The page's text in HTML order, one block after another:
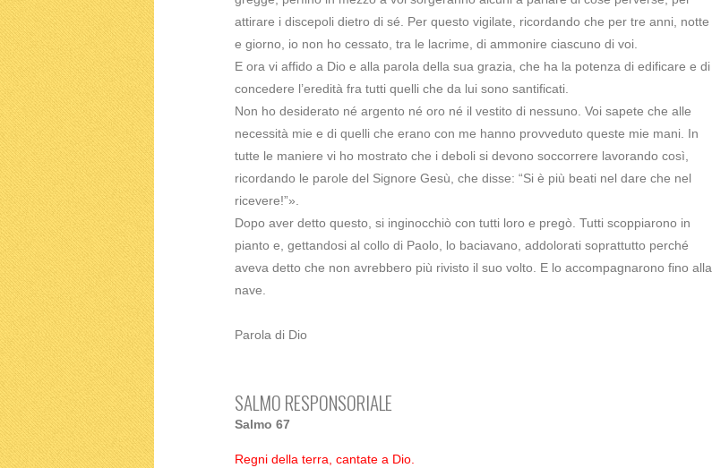
attirare i discepoli dietro di sé. Per questo vigilate, ricordando che per tre anni, notte
e giorno, io non ho cessato, tra le lacrime, di ammonire ciascuno di voi.
E ora vi affido a Dio e alla parola della sua grazia, che ha la potenza di edificare e di
concedere l’eredità fra tutti quelli che da lui sono santificati.
Non ho desiderato né argento né oro né il vestito di nessuno. Voi sapete che alle
necessità mie e di quelli che erano con me hanno provveduto queste mie mani. In
tutte le maniere vi ho mostrato che i deboli si devono soccorrere lavorando così,
ricordando le parole del Signore Gesù, che disse: “Si è più beati nel dare che nel
ricevere!”».
Dopo aver detto questo, si inginocchiò con tutti loro e pregò. Tutti scoppiarono in
pianto e, gettandosi al collo di Paolo, lo baciavano, addolorati soprattutto perché
aveva detto che non avrebbero più rivisto il suo volto. E lo accompagnarono fino alla
nave.
Parola di Dio
SALMO RESPONSORIALE
Salmo 67
Regni della terra, cantate a Dio.